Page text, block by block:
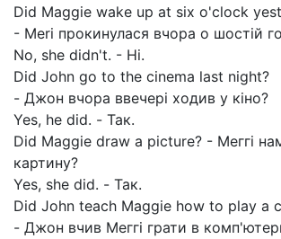
Did Maggie wake up at six o'clock
- Meri прокинулася вчора о шостій
No, she didn't. - Hi.
Did John go to the cinema last night?
- Джон вчора ввечері ходив у кіно?
Yes, he did. - Так.
Did Maggie draw a picture? - Меггі
картину?
Yes, she did. - Так.
Did John teach Maggie how to play a
- Джон вчив Меггі грати в